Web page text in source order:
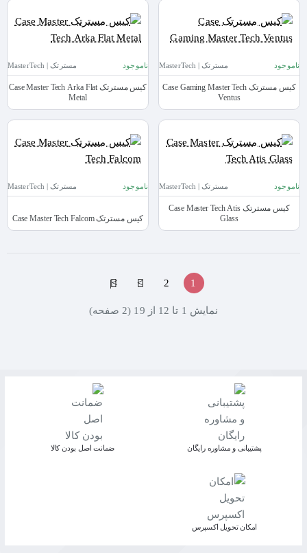
ناموجود مسترتک | MasterTech
کیس مسترتک Case Gaming Master Tech
Ventus
ناموجود مسترتک | MasterTech
کیس مسترتک Case Master Tech Arka Flat
Metal
ناموجود مسترتک | MasterTech
کیس مسترتک Case Master Tech Atis
Glass
ناموجود مسترتک | MasterTech
کیس مسترتک Case Master Tech Falcom
1
2
>
>|
نمايش 1 تا 12 از 19 (2 صفحه)
پشتیبانی و مشاوره رایگان ﺿﻤﺎﻧﺖ اﺻﻞ ﺑﻮدن ﮐﺎﻟﺎ
اﻣﮑﺎن ﺗﺤﻮﯾﻞ اﮐﺴﭙﺮس